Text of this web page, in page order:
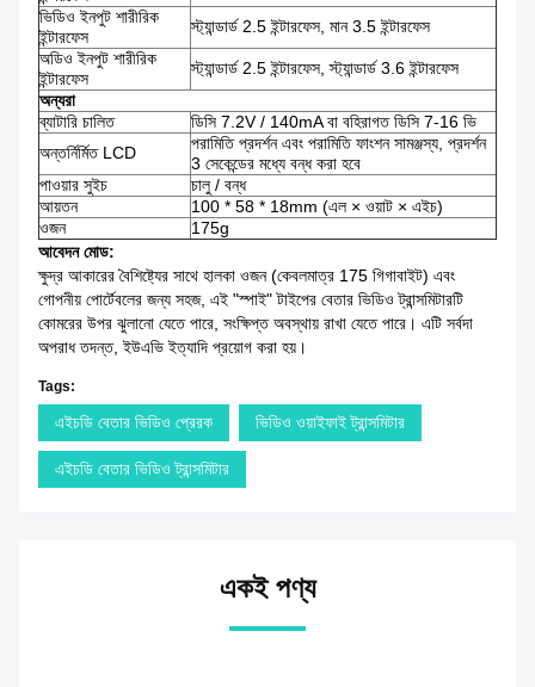
ভিডিও ইনপুট শারীরিক
ইন্টারফেস
স্ট্যান্ডার্ড 2.5 ইন্টারফেস, মান 3.5 ইন্টারফেস
অডিও ইনপুট শারীরিক
ইন্টারফেস
স্ট্যান্ডার্ড 2.5 ইন্টারফেস, স্ট্যান্ডার্ড 3.6 ইন্টারফেস
অন্যরা
ব্যাটারি চালিত
ডিসি 7.2V / 140mA বা বহিরাগত ডিসি 7-16 ভি
অন্তর্নির্মিত LCD
পরামিতি প্রদর্শন এবং পরামিতি ফাংশন সামঞ্জস্য, প্রদর্শন
3 সেকেন্ডের মধ্যে বন্ধ করা হবে
পাওয়ার সুইচ
চালু / বন্ধ
আয়তন
100 * 58 * 18mm (এল × ওয়াট × এইচ)
ওজন
175g
আবেদন মোড:
ক্ষুদ্র আকারের বৈশিষ্ট্যের সাথে হালকা ওজন (কেবলমাত্র 175 গিগাবাইট) এবং
গোপনীয় পোর্টেবলের জন্য সহজ, এই "স্পাই" টাইপের বেতার ভিডিও ট্রান্সমিটারটি
কোমরের উপর ঝুলানো যেতে পারে, সংক্ষিপ্ত অবস্থায় রাখা যেতে পারে। এটি সর্বদা
অপরাধ তদন্ত, ইউএভি ইত্যাদি প্রয়োগ করা হয়।
Tags:
এইচডি বেতার ভিডিও প্রেরক ভিডিও ওয়াইফাই ট্রান্সমিটার
এইচডি বেতার ভিডিও ট্রান্সমিটার
একই পণ্য